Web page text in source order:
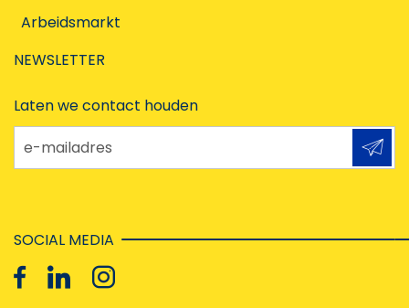
Arbeidsmarkt
NEWSLETTER
Laten we contact houden
e-mailadres
SOCIAL MEDIA